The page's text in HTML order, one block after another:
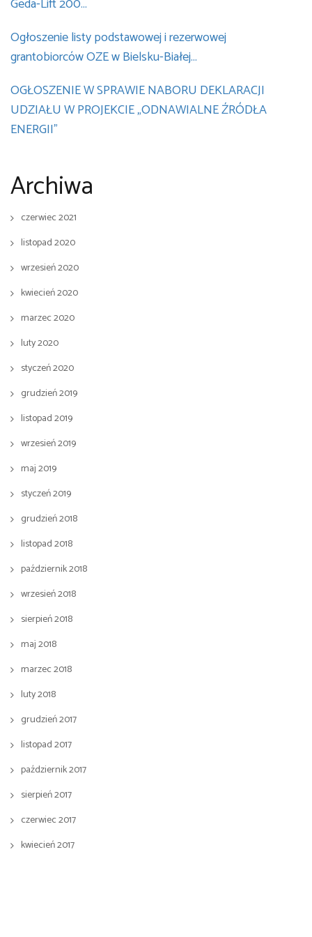
Geda-Lift 200…
Ogłoszenie listy podstawowej i rezerwowej
grantobiorców OZE w Bielsku-Białej…
OGŁOSZENIE W SPRAWIE NABORU DEKLARACJI
UDZIAŁU W PROJEKCIE „ODNAWIALNE ŹRÓDŁA
ENERGII”
Archiwa
czerwiec 2021
listopad 2020
wrzesień 2020
kwiecień 2020
marzec 2020
luty 2020
styczeń 2020
grudzień 2019
listopad 2019
wrzesień 2019
maj 2019
styczeń 2019
grudzień 2018
listopad 2018
październik 2018
wrzesień 2018
sierpień 2018
maj 2018
marzec 2018
luty 2018
grudzień 2017
listopad 2017
październik 2017
sierpień 2017
czerwiec 2017
kwiecień 2017